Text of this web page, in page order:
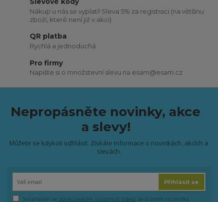
Nákup u nás se vyplatí! Sleva 5% za registraci (na většinu
zboží, které není již v akci)
QR platba
Rychlá a jednoduchá
Pro firmy
Napište si o množstevní slevu na esam@esam.cz
Nepropásněte novinky, akce
a slevy!
Můžete se kdykoli odhlásit. Získáte informace o novinkách, akcích a
slevách.
Přihlásit se
Souhlasím se zpracováním osobních údajů za účelem rozesílky